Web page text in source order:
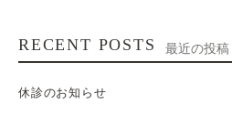
RECENT POSTS 最近の投稿
休診のお知らせ